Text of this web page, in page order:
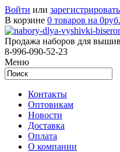
Войти или
В корзине 0 товаров на 0руб.
Продажа наборов для
8-996-090-52-23
Меню
Контакты
Оптовикам
Новости
Доставка
Оплата
О компании